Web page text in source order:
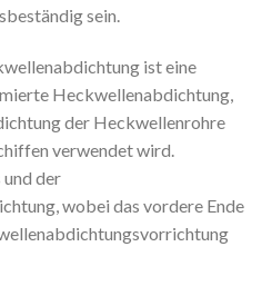
sein.
ist eine
Heckwellenabdichtung,
der Heckwellenrohre
verwendet wird.
der
wobei das vordere Ende